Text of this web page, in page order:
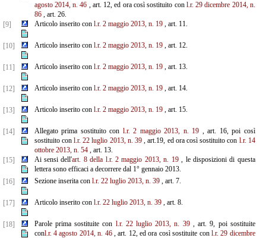
agosto 2014, n. 46 , art. 12, ed ora così sostituito con l.r. 29 dicembre 2014, n.
86, art. 26.
[9]
Articolo inserito con l.r. 2 maggio 2013, n. 19, art. 11.
[10] Articolo inserito con l.r. 2 maggio 2013, n. 19, art. 12.
[11] Articolo inserito con l.r. 2 maggio 2013, n. 19, art. 13.
[12] Articolo inserito con l.r. 2 maggio 2013, n. 19, art. 14.
[13] Articolo inserito con l.r. 2 maggio 2013, n. 19, art. 15.
[14] Allegato prima sostituito con l.r. 2 maggio 2013, n. 19 , art. 16, poi così
sostituito con l.r. 22 luglio 2013, n. 39 , art.19, ed ora così sostituito con l.r. 14
ottobre 2013, n. 54, art. 13.
[15]
Ai sensi dell'art. 8 della l.r. 2 maggio 2013, n. 19, le disposizioni di questa
lettera sono efficaci a decorrere dal 1° gennaio 2013.
[16]
Sezione inserita con l.r. 22 luglio 2013, n. 39, art. 7.
[17] Articolo inserito con l.r. 22 luglio 2013, n. 39, art. 8.
[18] Parole prima sostituite con l.r. 22 luglio 2013, n. 39, art. 9, poi sostituite
conl.r. 4 agosto 2014, n. 46, art. 12, ed ora così sostituite conl.r. 29 dicembre